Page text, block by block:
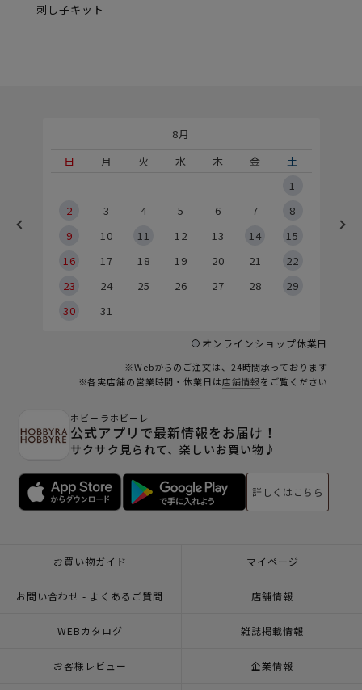
刺し子キット
8月
日
月 火 水 木 金
土
1
2
3 4 5 6 7
8
9
10 11 12 13 14
15
16
17 18 19 20 21
22
23
24 25 26 27 28
29
30
31
オンラインショップ休業日
※Webからのご注文は、24時間承っております
※各実店舗の営業時間・休業日は店舗情報をご覧ください
ホビーラホビーレ
公式アプリで最新情報をお届け！
サクサク見られて、楽しいお買い物♪
詳しくはこちら
お買い物ガイド マイページ
お問い合わせ - よくあるご質問 店舗情報
WEBカタログ 雑誌掲載情報
お客様レビュー 企業情報